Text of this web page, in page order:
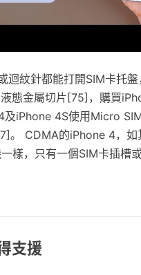
迴紋針都能打開SIM卡托盤
態金屬切片[75]，購買
iPhone 4S使用Micro
。 CDMA的iPhone 4，如
樣，只有一個SIM卡插槽
支援